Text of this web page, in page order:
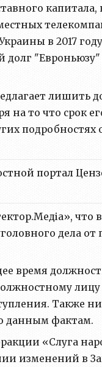
в 2017
лишить
на то что срок
подробностях
портал
что
дела
время
Также
данным фактам.
«Слуга
изменений в